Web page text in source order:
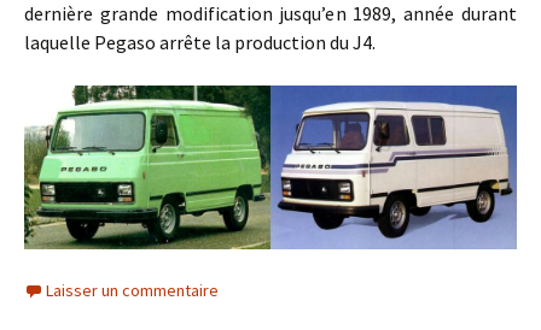
dernière grande modification jusqu’en 1989, année durant
laquelle Pegaso arrête la production du J4.
Laisser un commentaire